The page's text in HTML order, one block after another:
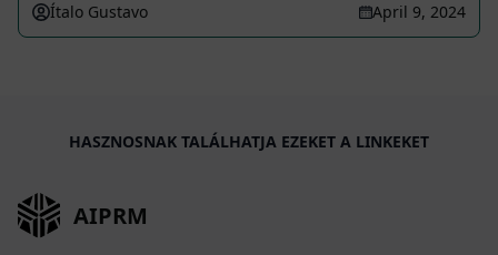
Ítalo Gustavo April 9, 2024
HASZNOSNAK TALÁLHATJA EZEKET A LINKEKET
AIPRM